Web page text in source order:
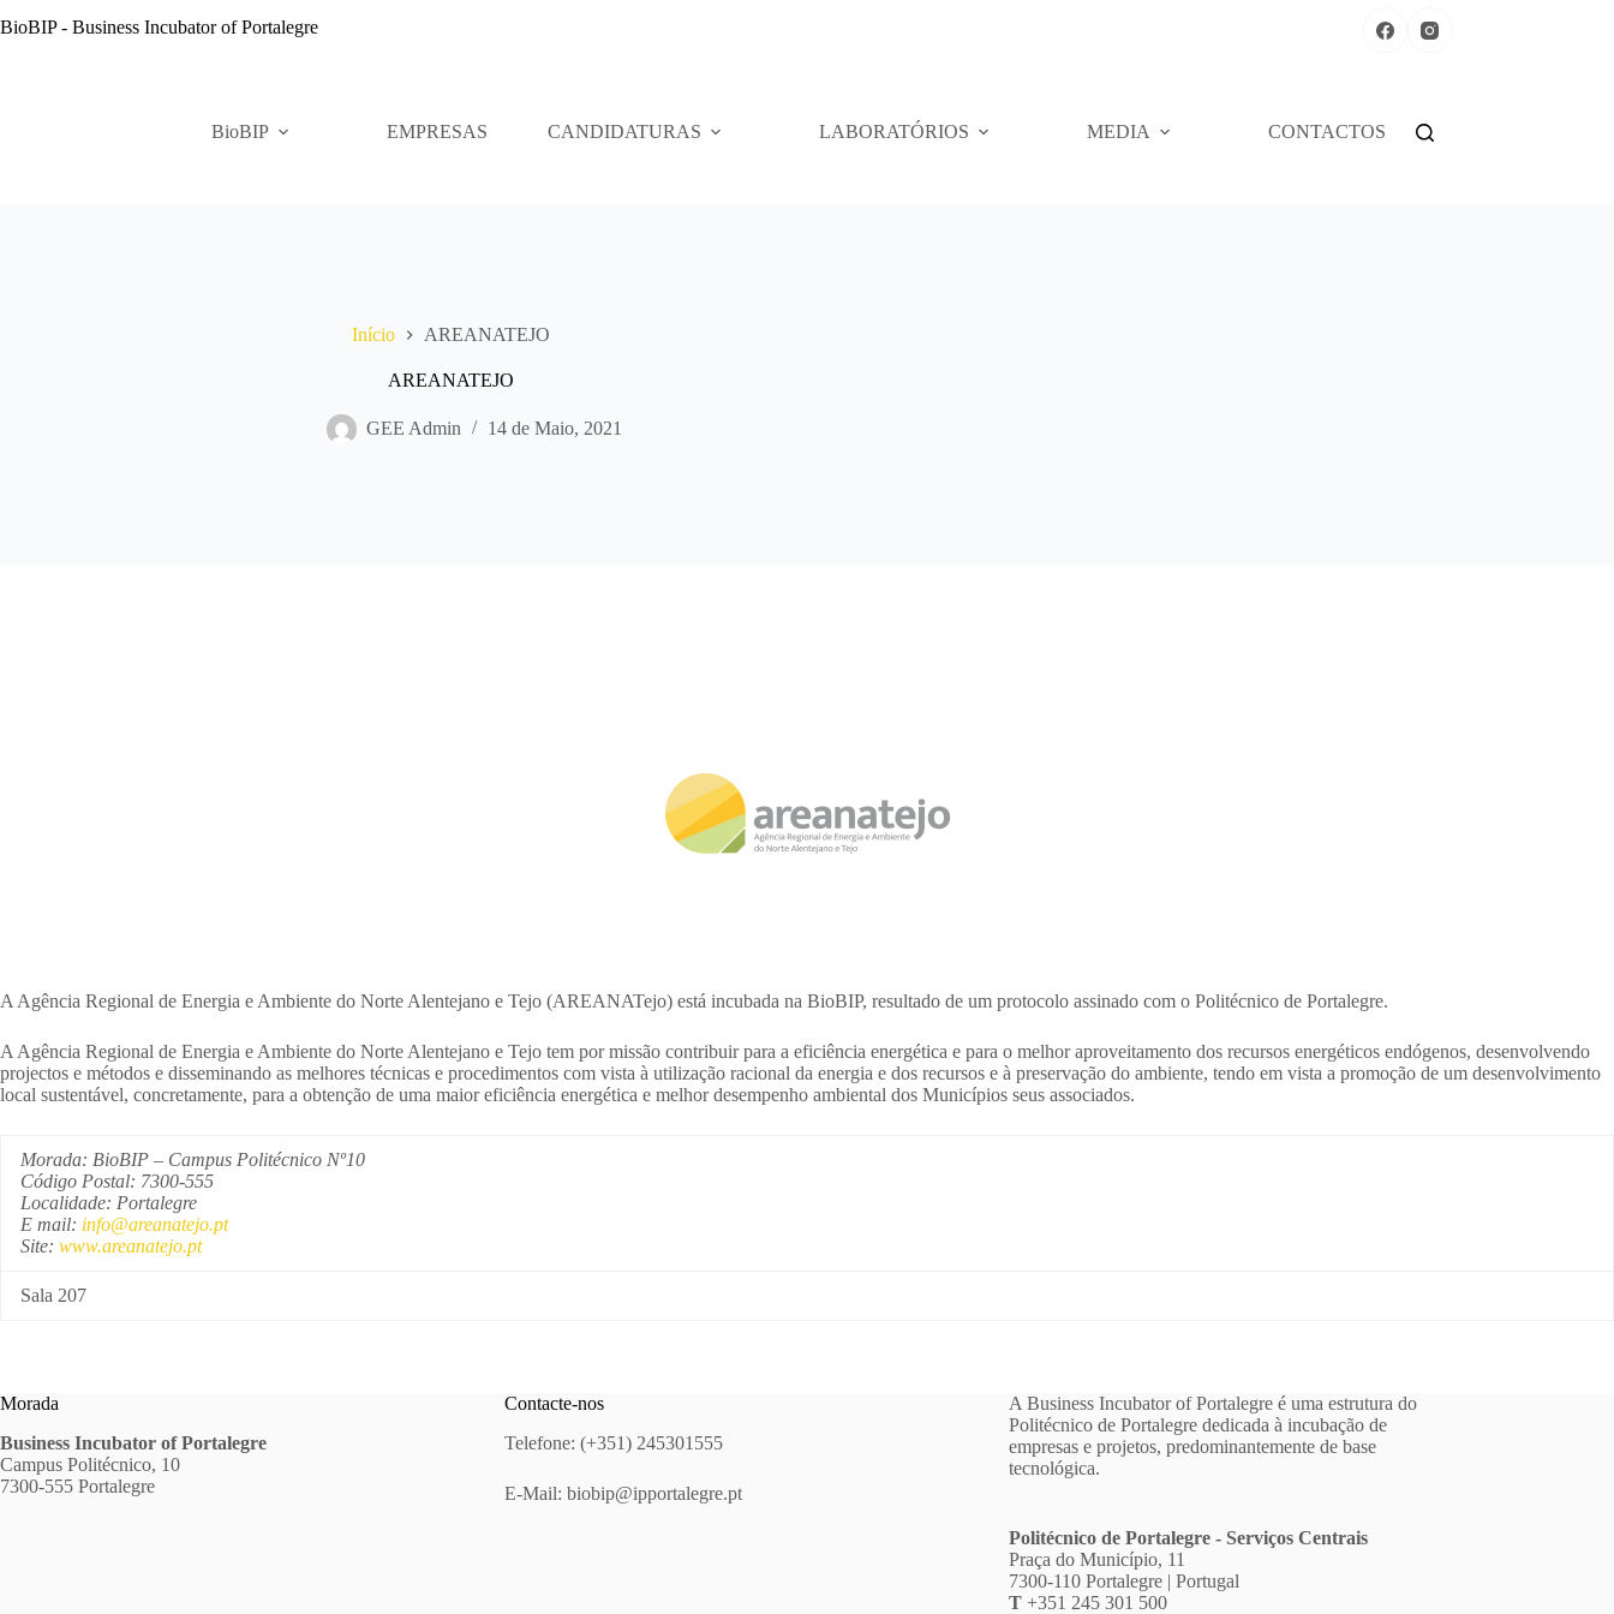
para
BioBIP - Business Incubator of Portalegre
BioBIP EMPRESAS CANDIDATURAS LABORATÓRIOS MEDIA CONTACTOS
Início AREANATEJO
AREANATEJO
GEE Admin 14 de Maio, 2021
A Agência Regional de Energia e Ambiente do Norte Alentejano e Tejo (AREANATejo) está incubada na BioBIP, resultado de um protocolo assinado com o Politécnico de Portalegre.
A Agência Regional de Energia e Ambiente do Norte Alentejano e Tejo tem por missão contribuir para a eficiência energética e para o melhor aproveitamento dos recursos energéticos endógenos, desenvolvendo
projectos e métodos e disseminando as melhores técnicas e procedimentos com vista à utilização racional da energia e dos recursos e à preservação do ambiente, tendo em vista a promoção de um desenvolvimento
local sustentável, concretamente, para a obtenção de uma maior eficiência energética e melhor desempenho ambiental dos Municípios seus associados.
Morada: BioBIP – Campus Politécnico Nº10
Código Postal: 7300-555
Localidade: Portalegre
E mail: info@areanatejo.pt
Site: www.areanatejo.pt
Sala 207
Morada
Business Incubator of Portalegre
Campus Politécnico, 10
7300-555 Portalegre
Contacte-nos
Telefone: (+351) 245301555
E-Mail: biobip@ipportalegre.pt
A Business Incubator of Portalegre é uma estrutura do
Politécnico de Portalegre dedicada à incubação de
empresas e projetos, predominantemente de base
tecnológica.
Politécnico de Portalegre - Serviços Centrais
Praça do Município, 11
7300-110 Portalegre | Portugal
T +351 245 301 500